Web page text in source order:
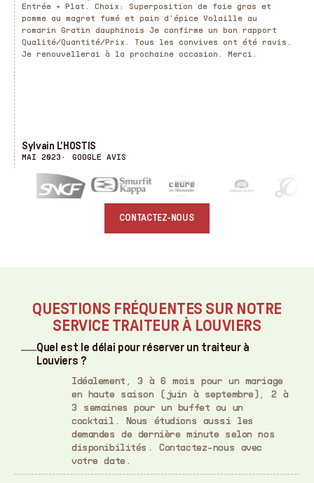
Entrée + Plat. Choix: Superposition de foie gras et
pomme au magret fumé et pain d'épice Volaille au
romarin Gratin dauphinois Je confirme un bon rapport
Qualité/Quantité/Prix. Tous les convives ont été ravis.
Je renouvellerai à la prochaine occasion. Merci.
Sylvain L'HOSTIS
MAI 2023
GOOGLE AVIS
CONTACTEZ-NOUS
QUESTIONS FRÉQUENTES SUR NOTRE
SERVICE TRAITEUR À LOUVIERS
Quel est le délai pour réserver un traiteur à
Louviers ?
Idéalement, 3 à 6 mois pour un mariage
en haute saison (juin à septembre), 2 à
3 semaines pour un buffet ou un
cocktail. Nous étudions aussi les
demandes de dernière minute selon nos
disponibilités. Contactez-nous avec
votre date.